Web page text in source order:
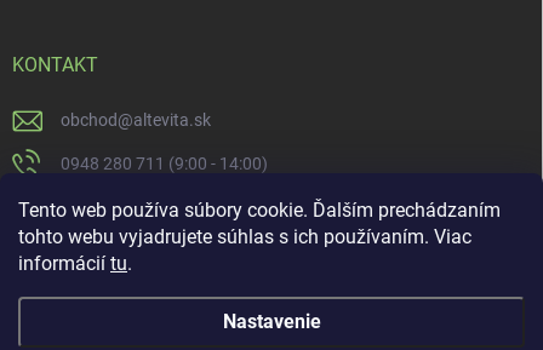
Tento web používa súbory cookie. Ďalším prechádzaním
tohto webu vyjadrujete súhlas s ich používaním. Viac
informácií tu.
Nastavenie
KONTAKT
obchod@altevita.sk
0948 280 711 (9:00 - 14:00)
Altevita.sk
altevita